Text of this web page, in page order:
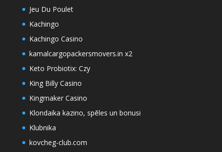
Jeu Du Poulet
Kachingo
Kachingo Casino
kamalcargopackersmovers.in x2
Keto Probiotix: Czy
King Billy Casino
Kingmaker Casino
Klondaika kazino, spēles un bonusi
Klubnika
kovcheg-club.com